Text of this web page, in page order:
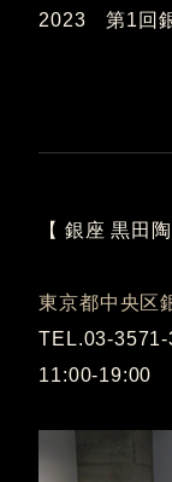
2023 第1回
【 銀座 黒田
東京都中央
TEL.03-3571-
11:00-19:00